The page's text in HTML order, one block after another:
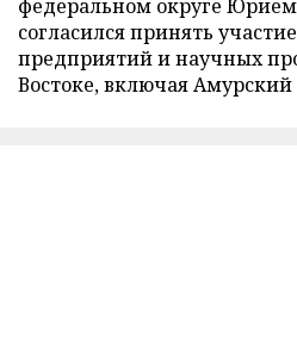
федеральном округе
согласился принять
предприятий и научных
Востоке, включая